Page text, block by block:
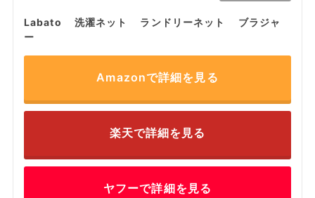
Labato 洗濯ネット ランドリーネット ブラジャ
ー
Amazonで詳細を見る
楽天で詳細を見る
ヤフーで詳細を見る